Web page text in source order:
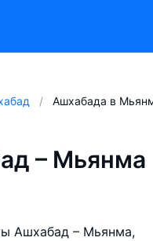
Ашхабада в
– Мьянма
Ашхабад – Мьянма,